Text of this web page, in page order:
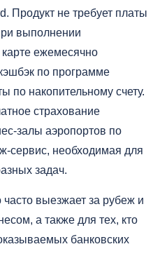
Продукт не требует платы
выполнении
ежемесячно
по программе
по накопительному счету.
страхование
залы аэропортов по
сервис, необходимая для
задач.
часто выезжает за рубеж и
а также для тех, кто
банковских